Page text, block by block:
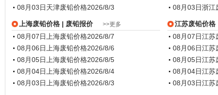
08月03日天津废铅价格2026/8/3
08月03日浙江
上海废铅价格 | 废铅报价 >>更多
08月07日上海废铅价格2026/8/7
08月06日上海废铅价格2026/8/6
08月05日上海废铅价格2026/8/5
08月04日上海废铅价格2026/8/4
08月03日上海废铅价格2026/8/3
江苏废铅价格
08月07日江苏
08月06日江苏
08月05日江苏
08月04日江苏
08月03日江苏